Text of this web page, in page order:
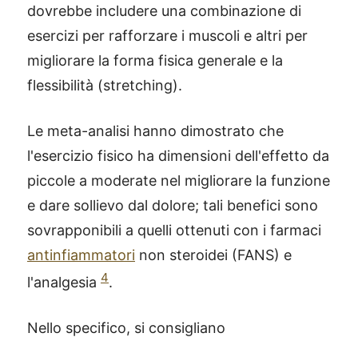
dovrebbe includere una combinazione di
esercizi per rafforzare i muscoli e altri per
migliorare la forma fisica generale e la
flessibilità (stretching).
Le meta-analisi hanno dimostrato che
l'esercizio fisico ha dimensioni dell'effetto da
piccole a moderate nel migliorare la funzione
e dare sollievo dal dolore; tali benefici sono
sovrapponibili a quelli ottenuti con i farmaci
antinfiammatori non steroidei (FANS) e
l'analgesia 4.
Nello specifico, si consigliano